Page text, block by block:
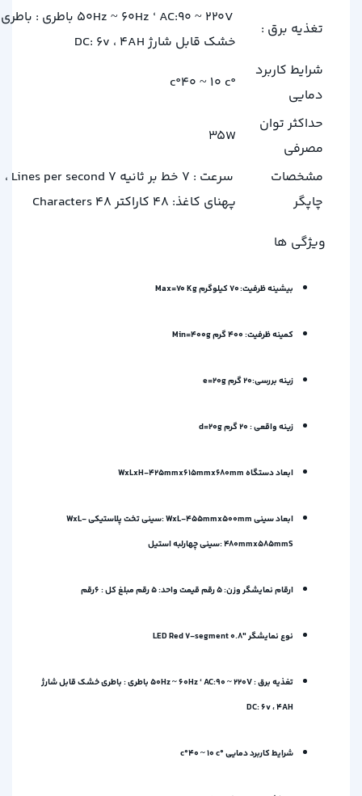
تغذیه برق :
50Hz ~ 60Hz ‘ AC:90 ~ 220V باطری : باطری
خشک قابل شارژ DC: 6v ، 4AH
شرایط کاربرد
دمایی
°c°40 ~ 10 c
حداکثر توان
مصرفی
35W
مشخصات
چاپگر
سرعت : 7 خط بر ثانیه 7 Lines per second ،
پهنای کاغذ: 48 کاراکتر 48 Characters
ویژگی ها
بیشینه ظرفیت: 70 کیلوگرم Max=70 Kg
کمینه ظرفیت: 400 گرم Min=400g
زینه بررسی:20 گرم e=20g
زینه واقعی : 20 گرم d=20g
ابعاد دستگاه WxLxH-425mmx615mmx680mm
ابعاد سینی WxL-455mmx500mm :سینی تخت پلاستیکی WxL-
480mmx585mmS :سینی چهارلبه استیل
ارقام نمایشگر وزن: 5 رقم قیمت واحد: 5 رقم مبلغ کل : 6رقم
نوع نمایشگر LED Red 7-segment 0.8″
تغذیه برق : 50Hz ~ 60Hz ‘ AC:90 ~ 220V باطری : باطری خشک قابل شارژ
DC: 6v ، 4AH
شرایط کاربرد دمایی °c°40 ~ 10 c